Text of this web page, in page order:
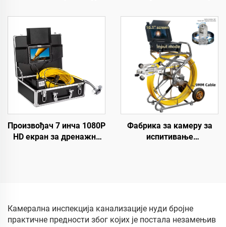
инча HD екран Фабричка
велепродаја
индустријска камера за
цеви Снимање видео
записа Ендоскоп
Automatskim
Niveliranjem, 23 mm Glava
za Reviziju Cevi sa
Lokatorom
Произвођач 7 инча 1080P
HD екран за дренажни
заштитом за испитивање
канализационих линија
Фабрика за камеру за
испитивање
бројачем метара,
водонепропусна камера
Камерална инспекција канализације нуди бројне
практичне предности због којих је постала незамењив